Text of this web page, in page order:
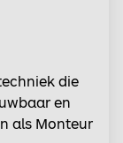
die
en
als Monteur